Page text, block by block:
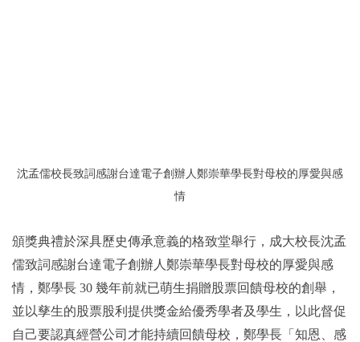
沈孟儒校長致詞感謝台達電子創辦人鄭崇華學長對母校的厚愛與感
情
頒獎典禮於深具歷史傳承意義的格致堂舉行，成大校長沈孟
儒致詞感謝台達電子創辦人鄭崇華學長對母校的厚愛與感
情，鄭學長 30 幾年前就已萌生捐贈股票回饋母校的創舉，
並以孳生的股票股利提供獎金給優秀學者及學生，以此督促
自己要認真經營公司才能持續回饋母校，鄭學長「知恩、感